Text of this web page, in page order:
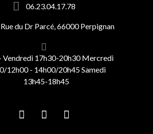
06.23.04.17.78
du Dr Parcé, 66000 Perpignan
Vendredi 17h30-20h30 Mercredi
12h00 - 14h00/20h45 Samedi
13h45-18h45